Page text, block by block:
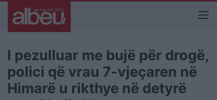
I pezulluar me bujë për drogë,
polici që vrau 7-vjeçaren në
Himarë u rikthye në detyrë